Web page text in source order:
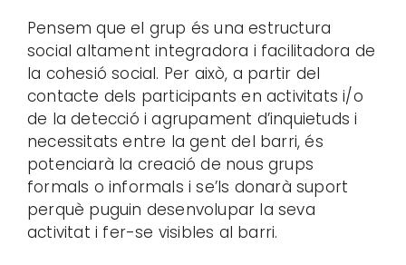
Pensem que el grup és una estructura
social altament integradora i facilitadora de
la cohesió social. Per això, a partir del
contacte dels participants en activitats i/o
de la detecció i agrupament d’inquietuds i
necessitats entre la gent del barri, és
potenciarà la creació de nous grups
formals o informals i se’ls donarà suport
perquè puguin desenvolupar la seva
activitat i fer-se visibles al barri.